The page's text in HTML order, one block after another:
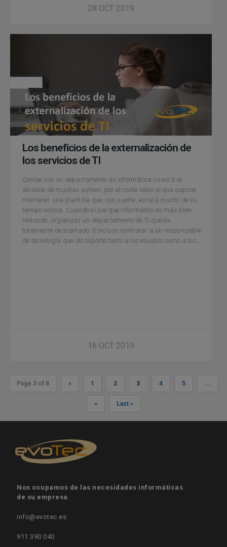
28 OCT 2019
Los beneficios de la externalización de
los servicios de TI
Contar con un departamento de informática no está al
alcance de muchas pymes, por el coste laboral que supone
mantener una plantilla que, con suerte, estará mucho de su
tiempo ociosa. Cuando el parque informático es más bien
reducido, organizar un departamento de TI queda
totalmente descartado. E incluso contratar a un responsable
de tecnología que dé soporte tanto a los equipos como a los...
16 OCT 2019
Page 3 of 8 « 1 2 3 4 5 ...
» Last »
Nos ocupamos de las necesidades informáticas
de su empresa.
info@evotec.es
911 390 040